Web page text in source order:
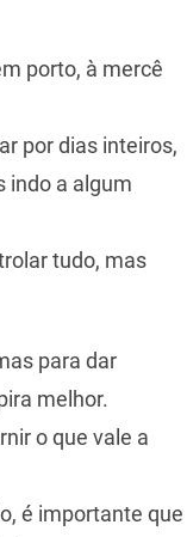
porto, à mercê
por dias inteiros,
indo a algum
tudo, mas
para dar
melhor.
o que vale a
é importante que